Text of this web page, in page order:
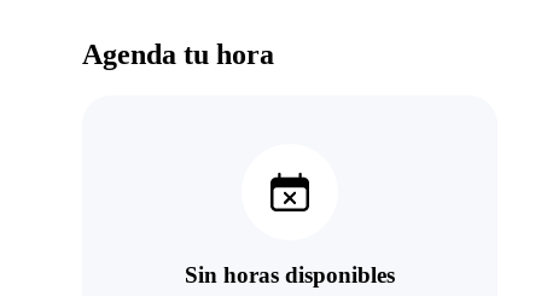
Agenda tu hora
Sin horas disponibles